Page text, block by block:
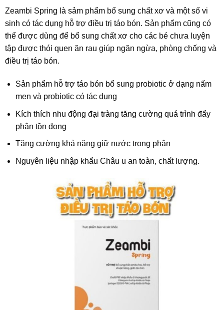
Zeambi Spring là sảm phẩm bổ sung chất xơ và một số vi
sinh có tác dụng hỗ trợ điều trị táo bón. Sản phẩm cũng có
thể được dùng để bổ sung chất xơ cho các bé chưa luyện
tập được thói quen ăn rau giúp ngăn ngừa, phòng chống và
điều trị táo bón.
Sản phẩm hỗ trợ táo bón bổ sung probiotic ở dạng nấm
men và probiotic có tác dụng
Kích thích nhu động đại tràng tăng cường quá trình đẩy
phân tồn đọng
Tăng cường khả năng giữ nước trong phân
Nguyên liệu nhập khẩu Châu u an toàn, chất lượng.